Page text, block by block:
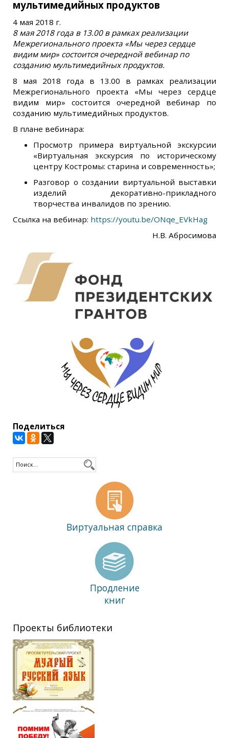
мультимедийных продуктов
4 мая 2018 г.
8 мая 2018 года в 13.00 в рамках реализации
Межрегионального проекта «Мы через сердце
видим мир» состоится очередной вебинар по
созданию мультимедийных продуктов.
8 мая 2018 года в 13.00 в рамках реализации
Межрегионального проекта «Мы через сердце
видим мир» состоится очередной вебинар по
созданию мультимедийных продуктов.
В плане вебинара:
Просмотр примера виртуальной экскурсии
«Виртуальная экскурсия по историческому
центру Костромы: старина и современность»;
Разговор о создании виртуальной выставки
изделий декоративно-прикладного
творчества инвалидов по зрению.
Ссылка на вебинар: https://youtu.be/ONqe_EVkHag
Н.В. Абросимова
Поделиться
Виртуальная справка
Продление
книг
Проекты библиотеки